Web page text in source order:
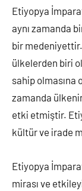
Etiyopya
aynı zamanda
bir
ülkelerden biri
sahip olmasına
zamanda
etki etmiştir.
kültür ve irade
Etiyopya
mirası ve